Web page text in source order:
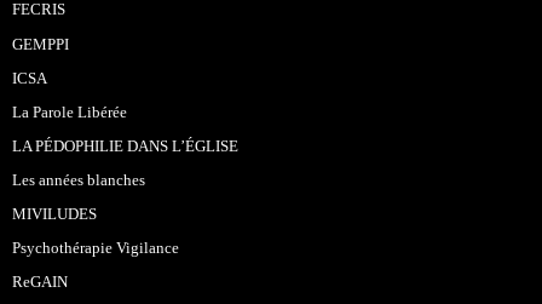
FECRIS
GEMPPI
ICSA
La Parole Libérée
LA PÉDOPHILIE DANS L’ÉGLISE
Les années blanches
MIVILUDES
Psychothérapie Vigilance
ReGAIN